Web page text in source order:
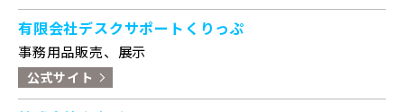
有限会社デスクサポートくりっぷ
事務用品販売、展示
公式サイト